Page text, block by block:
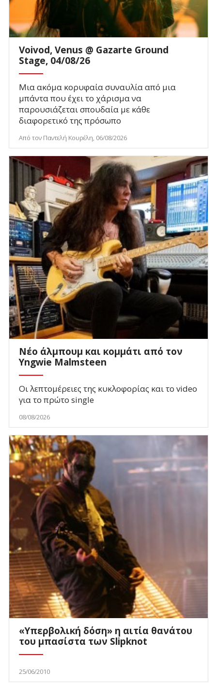
Voivod, Venus @ Gazarte Ground
Stage, 04/08/26
Μια ακόμα κορυφαία συναυλία από μια
μπάντα που έχει το χάρισμα να
παρουσιάζεται σπουδαία με κάθε
διαφορετικό της πρόσωπο
Από τον Παντελή Κουρέλη, 06/08/2026
Νέο άλμπουμ και κομμάτι από τον
Yngwie Malmsteen
Οι λεπτομέρειες της κυκλοφορίας και το video
για το πρώτο single
08/08/2026
«Υπερβολική δόση» η αιτία θανάτου
του μπασίστα των Slipknot
25/06/2010